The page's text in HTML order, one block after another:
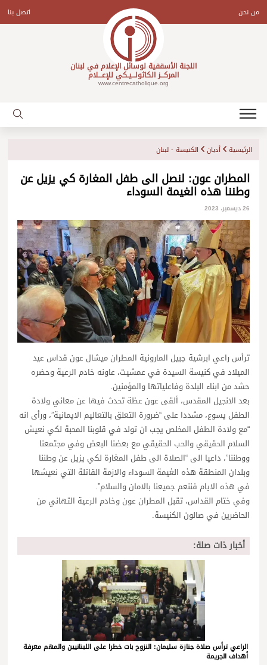
contentمن نحن اتصل بنا
اللجنة الأسقفية لوسائل الإعلام في لبنان
المركـــز الكاثولـــيـكي للإعـــلام
www.centrecatholique.org
الرئيسية أديان الكنيسة - لبنان
المطران عون: لنصل الى طفل المغارة كي يزيل عن
وطننا هذه الغيمة السوداء
26 ديسمبر، 2023
ترأس راعي ابرشية جبيل المارونية المطران ميشال عون قداس عيد
الميلاد في كنيسة السيدة في عمشيت، عاونه خادم الرعية وحضره
حشد من ابناء البلدة وفاعلياتها والمؤمنين.
بعد الانجيل المقدس، ألقى عون عظة تحدث فيها عن معاني ولادة
الطفل يسوع، مشددا على “ضرورة التعلق بالتعاليم الايمانية”، ورأى انه
“مع ولادة الطفل المخلص يجب ان تولد في قلوبنا المحبة لكي نعيش
السلام الحقيقي والحب الحقيقي مع بعضنا البعض وفي مجتمعنا
ووطننا”، داعيا الى “الصلاة الى طفل المغارة لكي يزيل عن وطننا
وبلدان المنطقة هذه الغيمة السوداء والازمة القاتلة التي نعيشها
في هذه الايام فننعم جميعنا بالامان والسلام”.
وفي ختام القداس، تقبل المطران عون وخادم الرعية التهاني من
الحاضرين في صالون الكنيسة.
أخبار ذات صلة:
الراعي ترأس صلاة جنازة سليمان: النزوح بات خطرا على اللبنانيين والمهم معرفة
أهداف الجريمة